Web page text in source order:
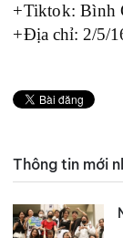
+Tiktok: Bình
+Địa chỉ: 2/5/
Thông tin mới